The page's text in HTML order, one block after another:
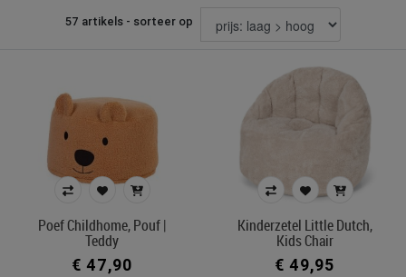
Filter kindermeubilair
kinder schommelstoel
poef
€ 47 € 587
57 artikels - sorteer op
Poef Childhome, Pouf |
Teddy
€ 47,90
Kinderzetel Little Dutch,
Kids Chair
€ 49,95